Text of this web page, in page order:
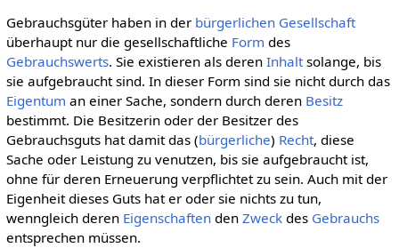
Gebrauchsgüter haben in der bürgerlichen Gesellschaft
überhaupt nur die gesellschaftliche Form des
Gebrauchswerts. Sie existieren als deren Inhaltsolange, bis
sie aufgebraucht sind. In dieser Form sind sie nicht durch das
Eigentum an einer Sache, sondern durch deren Besitz
bestimmt. Die Besitzerin oder der Besitzer des
Gebrauchsguts hat damit das (bürgerliche) Recht, diese
Sache oder Leistung zu venutzen, bis sie aufgebraucht ist,
ohne für deren Erneuerung verpflichtet zu sein. Auch mit der
Eigenheit dieses Guts hat er oder sie nichts zu tun,
wenngleich deren Eigenschaftenden Zweckdes Gebrauchs
entsprechen müssen.